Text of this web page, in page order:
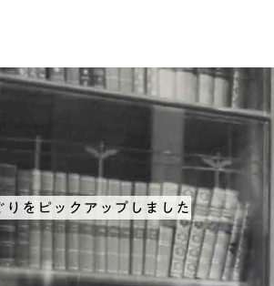
をピックアップしました